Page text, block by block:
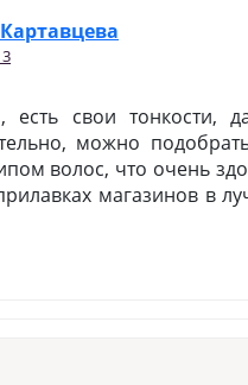
есть свои тонкости,
можно
волос, что очень
магазинов в